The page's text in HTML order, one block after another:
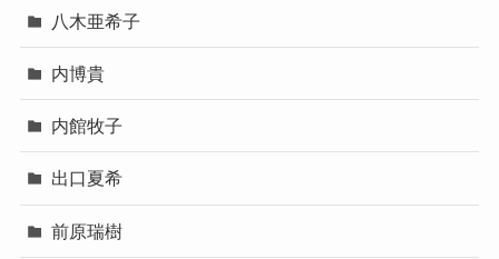
八木亜希子
内博貴
内館牧子
出口夏希
前原瑞樹